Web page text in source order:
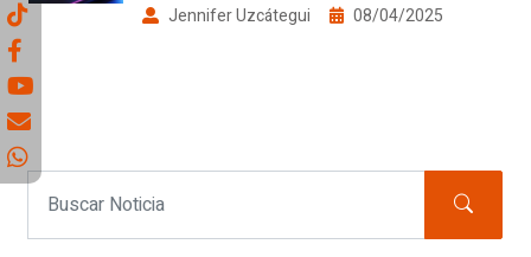
Jennifer Uzcátegui 08/04/2025